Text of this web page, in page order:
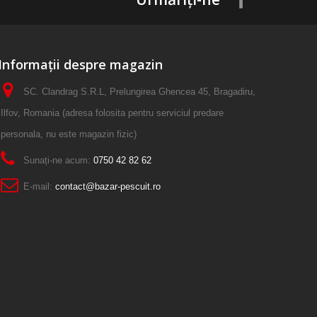
Informații despre magazin
SC. Clandrag S.R.L, Prelungirea Ghencea 45, Bragadiru,
Ilfov, Romania (adresa folosita pentru serviciul predare
personala, nu este magazin fizic)
Sunați-ne acum: 0750 42 82 62
E-mail: contact@bazar-pescuit.ro